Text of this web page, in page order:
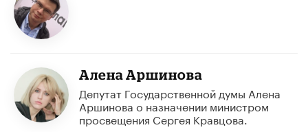
Алена Аршинова
Депутат Государственной думы Алена
Аршинова о назначении министром
просвещения Сергея Кравцова.